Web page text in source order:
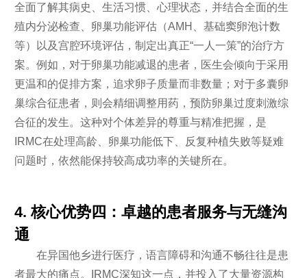
全面了解其病史、生活习惯、心理状态，并结合全面的生
殖内分泌检查、卵巢功能评估（AMH、基础窦卵泡计数
等）以及宫腔环境评估，制定出真正“一人一策”的治疗方
案。例如，对于卵巢功能减退的患者，医生会倾向于采用
更温和的促排方案，追求卵子质量而非数量；对于多囊卵
巢综合征患者，则会精细调整用药，预防卵巢过度刺激综
合征的发生。这种对个体差异的尊重与精准把握，是
IRMC在处理高龄、卵巢功能低下、反复种植失败等疑难
问题时，依然能保持较高成功率的关键所在。
4. 核心优势四：卓越的患者服务与无缝沟
通
在异国他乡进行医疗，语言障碍和沟通不畅往往是患
者最大的痛点。IRMC深知这一点，并投入了大量资源构